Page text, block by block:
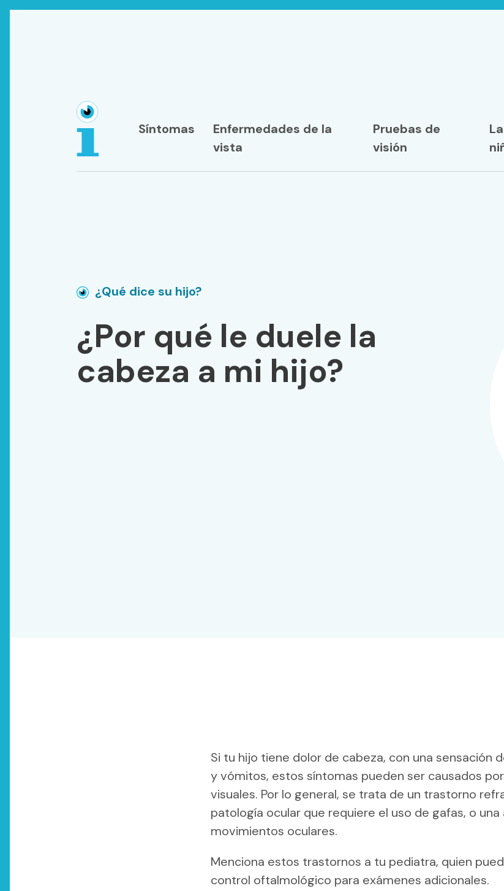
Síntomas
Enfermedades de la
vista
Pruebas de
visión
¿Qué dice su hijo?
¿Por qué le duele la
cabeza a mi hijo?
Si tu hijo tiene dolor de cabeza, con una sensación
y vómitos, estos síntomas pueden ser causados
visuales. Por lo general, se trata de un trastorno
patología ocular que requiere el uso de gafas, o
movimientos oculares.
Menciona estos trastornos a tu pediatra, quien
control oftalmológico para exámenes adicionales.